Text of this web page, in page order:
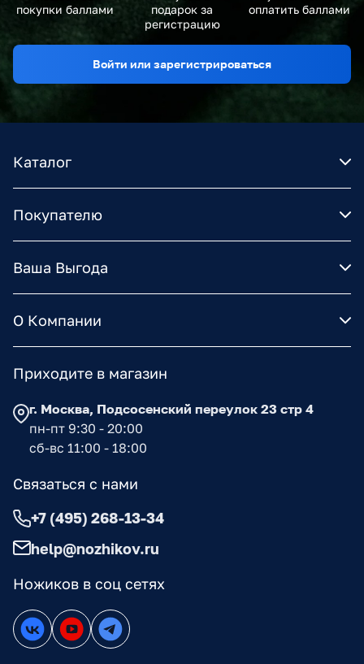
покупки баллами
подарок за
регистрацию
оплатить баллами
Войти или зарегистрироваться
Каталог
Покупателю
Ваша Выгода
О Компании
Ножиков в соц сетях
Приходите в магазин
г. Москва, Подсосенский переулок 23 стр 4
пн-пт 9:30 - 20:00
сб-вс 11:00 - 18:00
Связаться с нами
+7 (495) 268-13-34
help@nozhikov.ru